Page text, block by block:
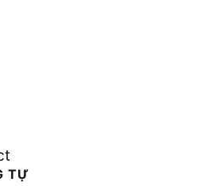
TỰ